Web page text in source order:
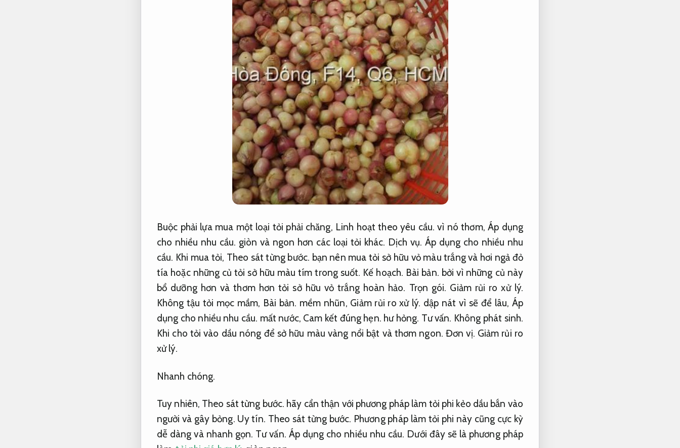
Buộc phải lựa mua một loại tỏi phải chăng, Linh hoạt theo yêu cầu. vì nó thơm,Áp dụng
cho nhiều nhu cầu. giòn và ngon hơn các loại tỏi khác. Dịch vụ. Áp dụng cho nhiều nhu
cầu. Khi mua tỏi, Theo sát từng bước. bạn nên mua tỏi sở hữu vỏ màu trắng và hơi ngả đỏ
tía hoặc những củ tỏi sở hữu màu tím trong suốt. Kế hoạch. Bài bản. bởi vì những củ này
bổ dưỡng hơn và thơm hơn tỏi sở hữu vỏ trắng hoàn hảo. Trọn gói. Giảm rủi ro xử lý.
Không tậu tỏi mọc mầm, Bài bản. mềm nhũn, Giảm rủi ro xử lý. dập nát vì sẽ để lâu, Áp
dụng cho nhiều nhu cầu. mất nước, Cam kết đúng hẹn. hư hỏng. Tư vấn. Không phát sinh.
Khi cho tỏi vào dầu nóng để sở hữu màu vàng nổi bật và thơm ngon. Đơn vị. Giảm rủi ro
xử lý.
Nhanh chóng.
Tuy nhiên, Theo sát từng bước. hãy cẩn thận với phương pháp làm tỏi phi kẻo dầu bắn vào
người và gây bỏng. Uy tín. Theo sát từng bước. Phương pháp làm tỏi phi này cũng cực kỳ
dễ dàng và nhanh gọn. Tư vấn. Áp dụng cho nhiều nhu cầu. Dưới đây sẽ là phương pháp